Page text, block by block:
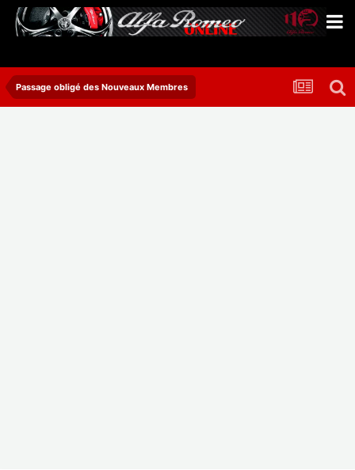
Passage obligé des Nouveaux Membres